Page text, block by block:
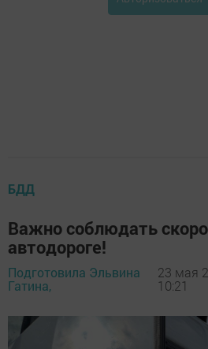
БДД
Важно соблюдать
автодороге!
Подготовила Эльвина
Гатина,
23 мая
10:21